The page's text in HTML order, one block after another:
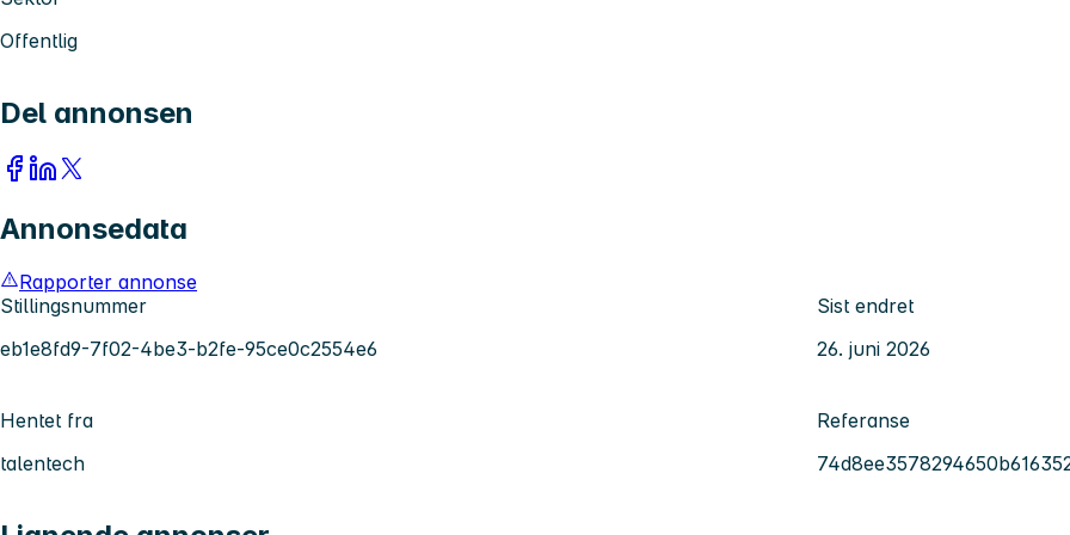
Offentlig
Del annonsen
Annonsedata
Rapporter annonse
Stillingsnummer
eb1e8fd9-7f02-4be3-b2fe-95ce0c2554e6
Sist endret
26. juni 2026
Hentet fra
talentech
Referanse